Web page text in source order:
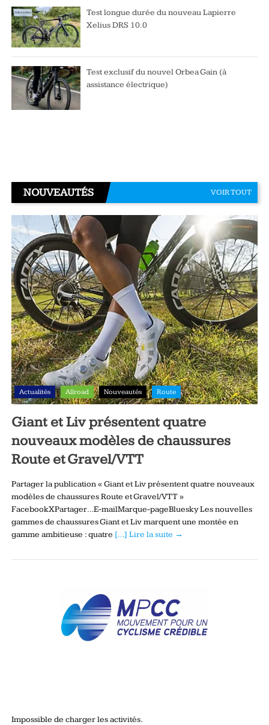
Test longue durée du nouveau Lapierre
Xelius DRS 10.0
Test exclusif du nouvel Orbea Gain (à
assistance électrique)
NOUVEAUTÉS VOIR TOUT
Actualités Allroad Nouveautés Route
Giant et Liv présentent quatre
nouveaux modèles de chaussures
Route et Gravel/VTT
Partager la publication « Giant et Liv présentent quatre nouveaux
modèles de chaussures Route et Gravel/VTT »
FacebookXPartager…E-mailMarque-pageBluesky Les nouvelles
gammes de chaussures Giant et Liv marquent une montée en
gamme ambitieuse : quatre […] Lire la suite →
Impossible de charger les activités.